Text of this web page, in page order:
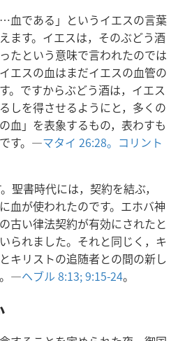
である」というイエスの言葉
ます。イエスは，そのぶどう酒
たという意味で言われたのでは
エスの血はまだイエスの血管の
。ですからぶどう酒は，イエス
しを得させるようにと，多くの
」を表象するもの，表わすも
す。―マタイ 26:28。 コリント
聖書時代には，契約を結ぶ，
血が使われたのです。エホバ神
古い律法契約が有効にされたと
られました。それと同じく，キ
キリストの追随者との間の新し
。―ヘブル 8:13; 9:15-24。